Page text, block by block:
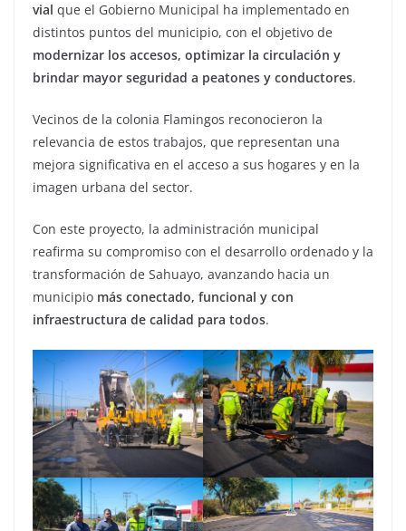
vial que el Gobierno Municipal ha implementado en
distintos puntos del municipio, con el objetivo de
modernizar los accesos, optimizar la circulación y
brindar mayor seguridad a peatones y conductores.
Vecinos de la colonia Flamingos reconocieron la
relevancia de estos trabajos, que representan una
mejora significativa en el acceso a sus hogares y en la
imagen urbana del sector.
Con este proyecto, la administración municipal
reafirma su compromiso con el desarrollo ordenado y la
transformación de Sahuayo, avanzando hacia un
municipio más conectado, funcional y con
infraestructura de calidad para todos.